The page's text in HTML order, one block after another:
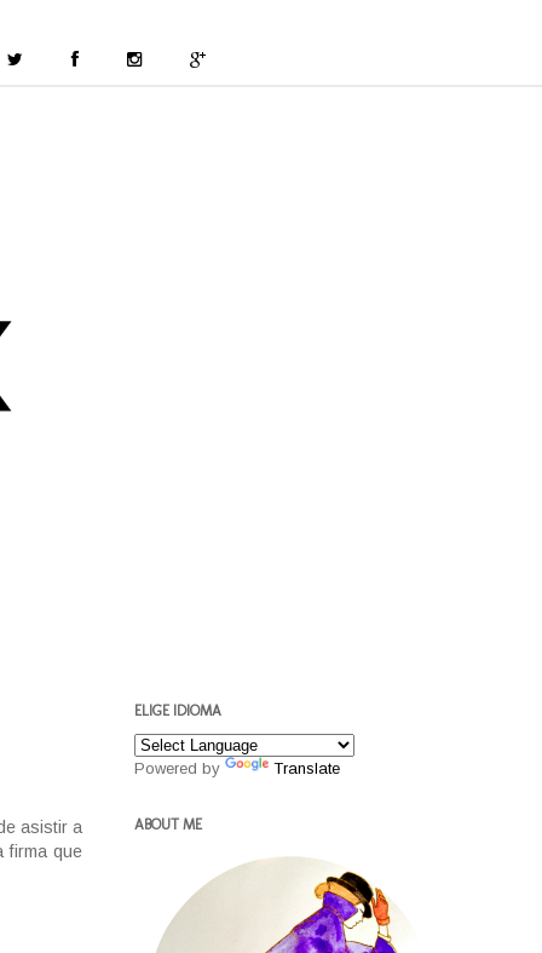
asistir a
firma que
ELIGE IDIOMA
Powered by Translate
ABOUT ME